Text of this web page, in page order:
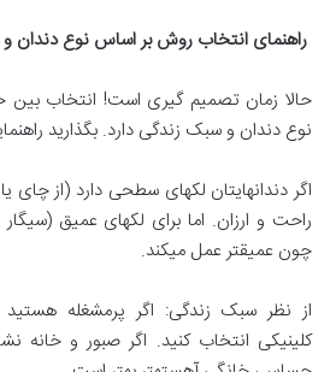
راهنمای انتخاب روش بر اساس نوع
حالا زمان تصمیم گیری است! انتخاب بین
نوع دندان و سبک زندگی دارد. بگذارید
اگر دندانهایتان لکهای سطحی دارد (از
راحت و ارزان. اما برای لکهای عمیق
چون عمیقتر عمل میکند.
از نظر سبک زندگی: اگر پرمشغله هستید
کلینیکی انتخاب کنید. اگر صبور و خانه